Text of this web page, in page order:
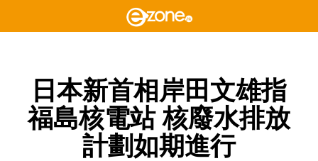
日本新首相岸田文雄指
福島核電站 核廢水排放
計劃如期進行